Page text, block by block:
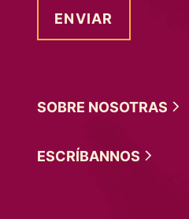
SOBRE NOSOTRAS
ESCRÍBANNOS